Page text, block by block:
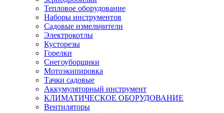
Тепловое оборудование
Наборы инструментов
Садовые измельчители
Электрокотлы
Кусторезы
Горелки
Снегоуборщики
Мотоэкипировка
Тачки садовые
Аккумуляторный инструмент
КЛИМАТИЧЕСКОЕ ОБОРУДОВАНИЕ
Вентиляторы